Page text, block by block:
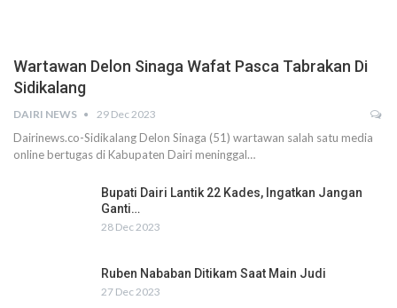
Wartawan Delon Sinaga Wafat Pasca Tabrakan Di
Sidikalang
DAIRI NEWS 29 Dec 2023
Dairinews.co-Sidikalang Delon Sinaga (51) wartawan salah satu media
online bertugas di Kabupaten Dairi meninggal…
Bupati Dairi Lantik 22 Kades, Ingatkan Jangan
Ganti…
28 Dec 2023
Ruben Nababan Ditikam Saat Main Judi
27 Dec 2023